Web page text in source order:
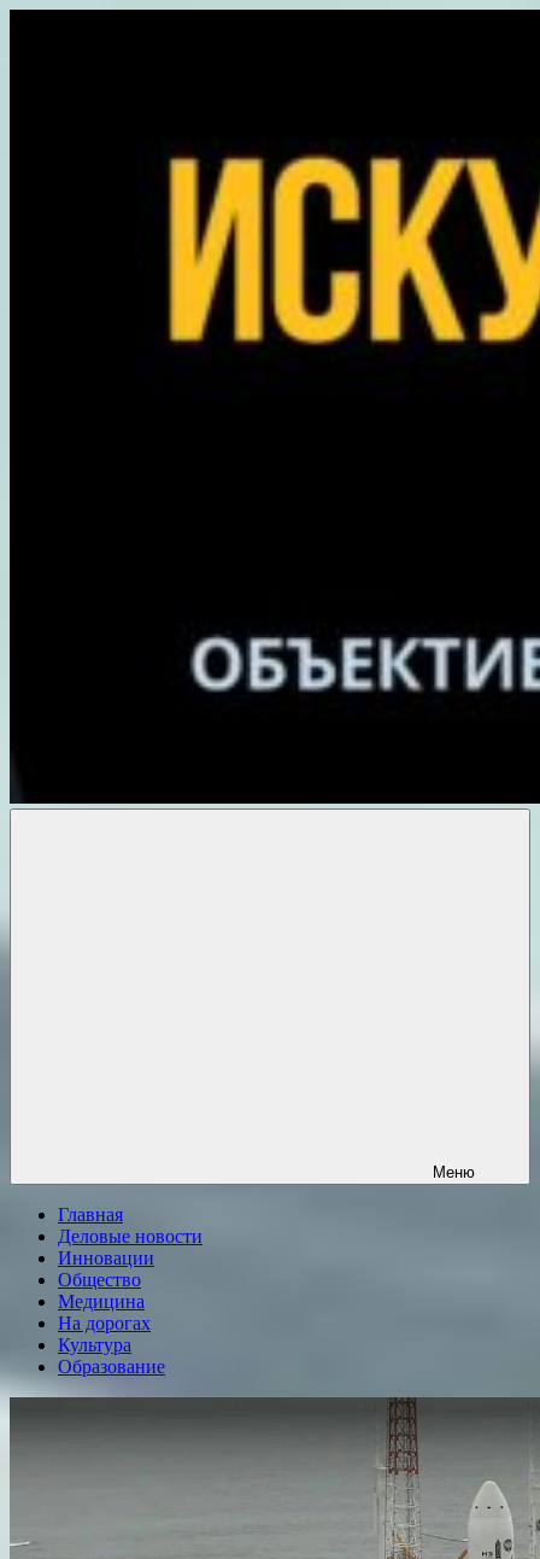
Меню
Главная
Деловые новости
Инновации
Общество
Медицина
На дорогах
Культура
Образование